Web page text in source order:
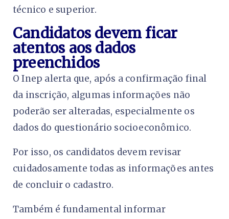
técnico e superior.
Candidatos devem ficar
atentos aos dados
preenchidos
O Inep alerta que, após a confirmação final
da inscrição, algumas informações não
poderão ser alteradas, especialmente os
dados do questionário socioeconômico.
Por isso, os candidatos devem revisar
cuidadosamente todas as informações antes
de concluir o cadastro.
Também é fundamental informar